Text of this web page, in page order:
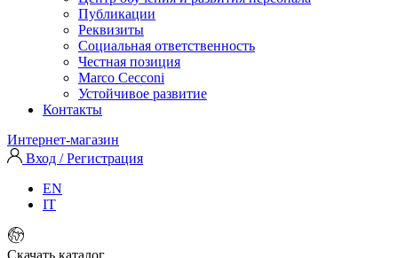
Публикации
Реквизиты
Социальная ответственность
Честная позиция
Marco Cecconi
Устойчивое развитие
Контакты
Интернет-магазин
Вход / Регистрация
EN
IT
Скачать каталог